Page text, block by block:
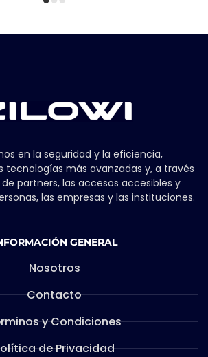
en la seguridad y la eficiencia,
tecnologías más avanzadas y, a través
partners, las accesos accesibles y
las empresas y las instituciones.
GENERAL
Nosotros
Contacto
y Condiciones
de Privacidad